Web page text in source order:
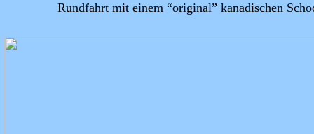
Rundfahrt mit einem “original” kanadischen